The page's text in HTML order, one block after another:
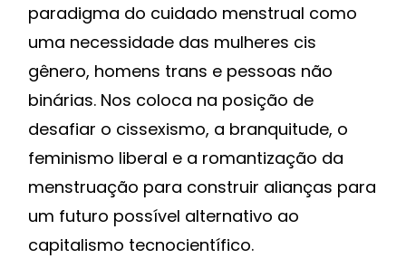
paradigma do cuidado menstrual como
uma necessidade das mulheres cis
gênero, homens trans e pessoas não
binárias. Nos coloca na posição de
desafiar o cissexismo, a branquitude, o
feminismo liberal e a romantização da
menstruação para construir alianças para
um futuro possível alternativo ao
capitalismo tecnocientífico.